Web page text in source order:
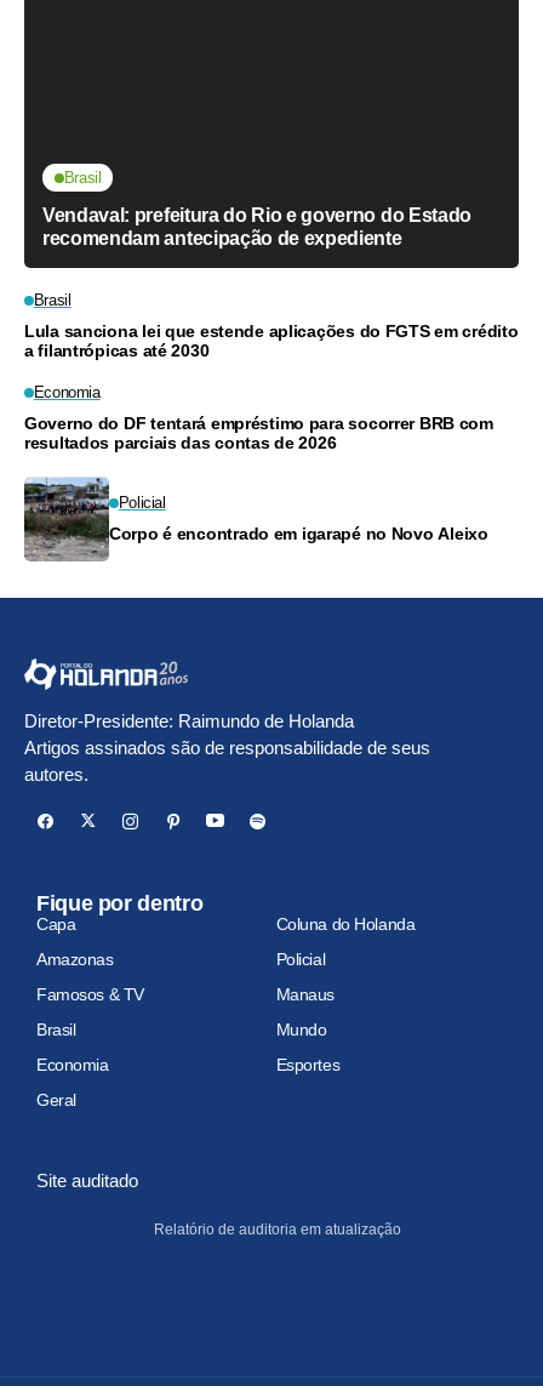
Brasil
Vendaval: prefeitura do Rio e governo do Estado
recomendam antecipação de expediente
Brasil
Lula sanciona lei que estende aplicações do FGTS em crédito
a filantrópicas até 2030
Economia
Governo do DF tentará empréstimo para socorrer BRB com
resultados parciais das contas de 2026
Policial
Corpo é encontrado em igarapé no Novo Aleixo
Diretor-Presidente: Raimundo de Holanda
Artigos assinados são de responsabilidade de seus
autores.
Fique por dentro
Capa
Coluna do Holanda
Amazonas
Policial
Famosos & TV
Manaus
Brasil
Mundo
Economia
Esportes
Geral
Site auditado
Relatório de auditoria em atualização